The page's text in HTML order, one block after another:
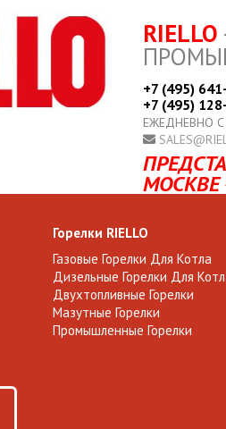
RIELLO
+7 (495)
+7 (495)
ЕЖЕДНЕВНО
МОСКВЕ
Горелки RIELLO
Газовые Горелки Для Котла
Дизельные Горелки Для
Двухтопливные Горелки
Мазутные Горелки
Промышленные Горелки